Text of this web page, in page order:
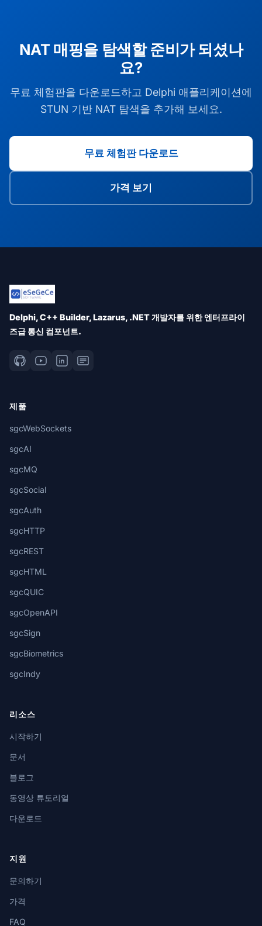
NAT 매핑을 탐색할 준비가 되셨나
요?
무료 체험판을 다운로드하고 Delphi 애플리케이션에
STUN 기반 NAT 탐색을 추가해 보세요.
무료 체험판 다운로드
가격 보기
Delphi, C++ Builder, Lazarus, .NET 개발자를 위한 엔터프라이
즈급 통신 컴포넌트.
제품
sgcWebSockets
sgcAI
sgcMQ
sgcSocial
sgcAuth
sgcHTTP
sgcREST
sgcHTML
sgcQUIC
sgcOpenAPI
sgcSign
sgcBiometrics
sgcIndy
리소스
시작하기
문서
블로그
동영상 튜토리얼
다운로드
지원
문의하기
가격
FAQ